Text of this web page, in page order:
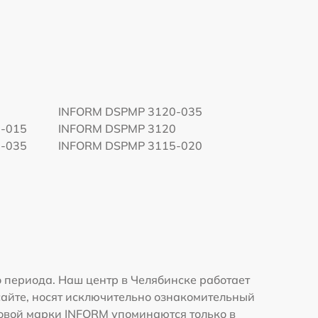
INFORM DSPMP 3120-035
015
INFORM DSPMP 3120
035
INFORM DSPMP 3115-020
Наш центр в Челябинске работает
носят исключительно ознакомительный
марки INFORM упоминаются только в